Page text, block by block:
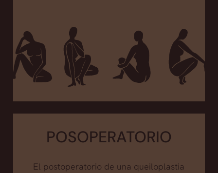
POSOPERATORIO
El postoperatorio de una queiloplastia